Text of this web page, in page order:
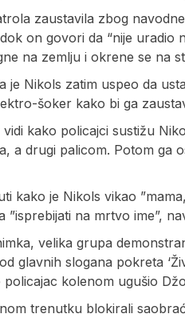
zaustavila zbog
on govori da “nije uradio
na zemlju i okrene se na
je Nikols zatim uspeo da
šoker kako bi ga
kako policajci sustižu
a drugi palicom. Potom ga
kako je Nikols vikao
”isprebijati na mrtvo ime”,
velika grupa
glavnih slogana pokreta
kolenom ugušio
trenutku blokirali